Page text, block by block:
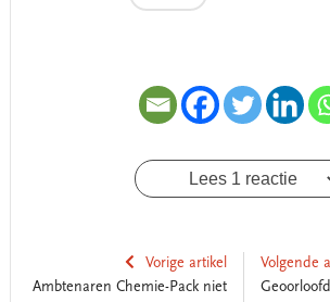
Lees 1 reactie
Vorige artikel
Ambtenaren Chemie-Pack niet
Volgende